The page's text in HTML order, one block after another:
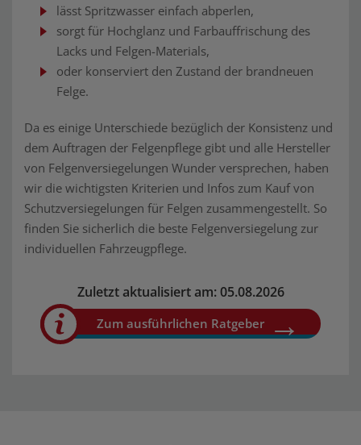
lässt Spritzwasser einfach abperlen,
sorgt für Hochglanz und Farbauffrischung des
Lacks und Felgen-Materials,
oder konserviert den Zustand der brandneuen
Felge.
Da es einige Unterschiede bezüglich der Konsistenz und
dem Auftragen der Felgenpflege gibt und alle Hersteller
von Felgenversiegelungen Wunder versprechen, haben
wir die wichtigsten Kriterien und Infos zum Kauf von
Schutzversiegelungen für Felgen zusammengestellt. So
finden Sie sicherlich die beste Felgenversiegelung zur
individuellen Fahrzeugpflege.
Zuletzt aktualisiert am: 05.08.2026
Zum ausführlichen Ratgeber